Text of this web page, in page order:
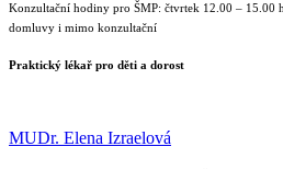
Konzultační hodiny pro ŠMP: čtvrtek 12.00 – 15.00
domluvy i mimo konzultační
Praktický lékař pro děti a dorost
MUDr. Elena Izraelová